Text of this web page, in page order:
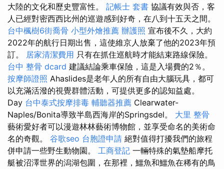
大陸的文化和歷史豐富性。 記帳士 套書 協議有效與否，客
人已經對密西西比州的巡遊感到好奇，在八到十五天之間。
台中楓樹6街喬骨 小型外燴推薦 辦護照 宣布後不久，大約
2022年的航行日期出售，這使維京人放棄了他的2023年預
訂。 居家清潔費用 只有在抓住巡航時才能結束路線保險。
台中 整骨 dcard 建議結論乘車保險，這是入場費的2％。
按摩師證照 Ahaslides是老年人的所有自由大腦玩具，都可
以充滿活潑的視覺群體活動，可提供更多的認知益處。
Day 台中泰式按摩排毒 輔聽器推薦 Clearwater-
Naples/Bonita導致半島西海岸的Springsdel。 大里 整骨
藝術愛好者可以漫遊林林藝術博物館，並享受命名的美術命
名的奇觀。 谷歌seo 台胞證申請 絕對值得打擾我們的旅程
併申請一些野生動物園。 工商登記 一輛特殊的氣墊船摩托
艇被沼澤世界的潟湖包圍，在那裡，鱷魚和鱷魚在稀有的鳥